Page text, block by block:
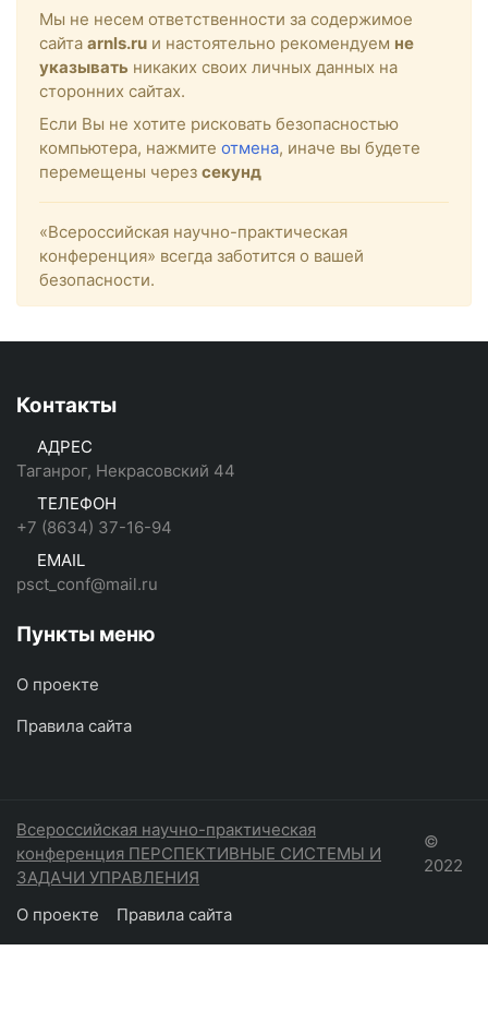
Мы не несем ответственности за содержимое
сайта arnls.ru и настоятельно рекомендуем не
указывать никаких своих личных данных на
сторонних сайтах.
Если Вы не хотите рисковать безопасностью
компьютера, нажмите отмена, иначе вы будете
перемещены через секунд
«Всероссийская научно-практическая
конференция» всегда заботится о вашей
безопасности.
Контакты
АДРЕС
Таганрог, Некрасовский 44
ТЕЛЕФОН
+7 (8634) 37-16-94
EMAIL
psct_conf@mail.ru
Пункты меню
О проекте
Правила сайта
Всероссийская научно-практическая
конференция ПЕРСПЕКТИВНЫЕ СИСТЕМЫ И
ЗАДАЧИ УПРАВЛЕНИЯ
©
2022
О проекте Правила сайта